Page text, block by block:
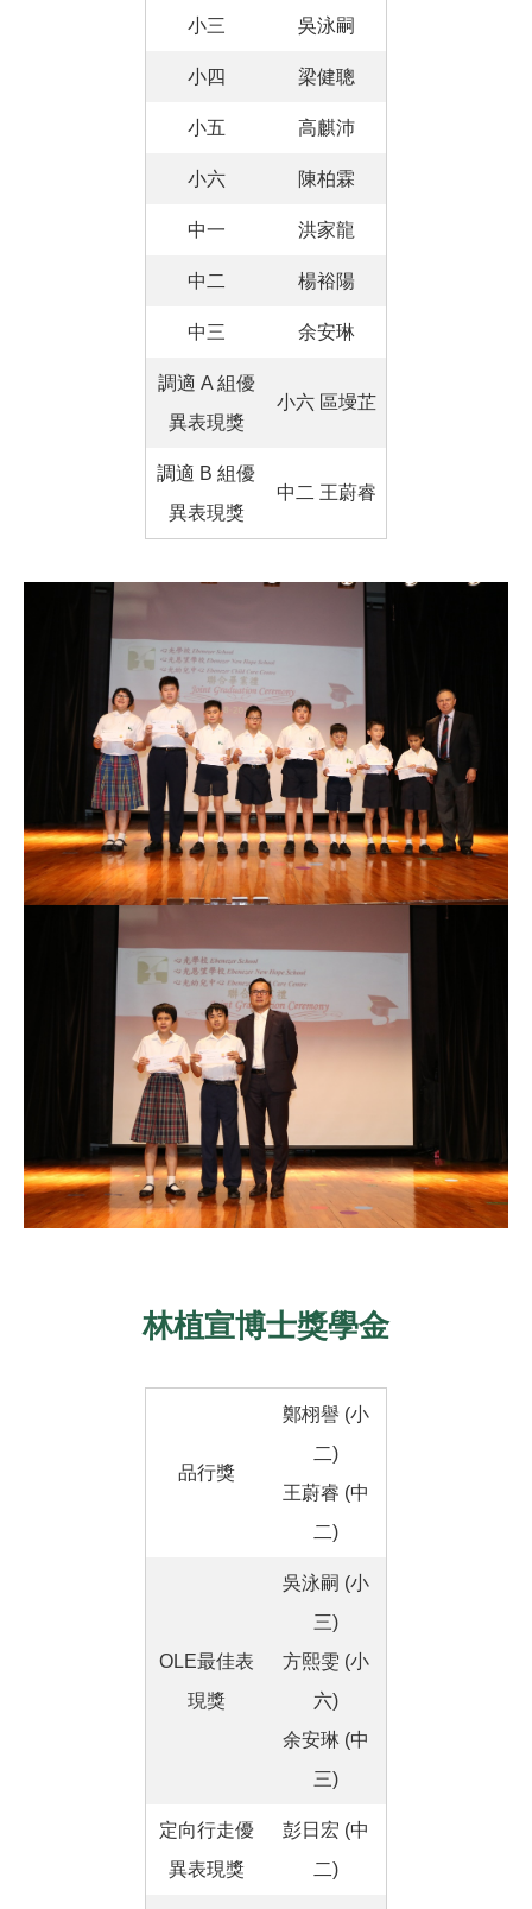
小三 吳泳嗣
小四 梁健聰
小五 高麒沛
小六 陳柏霖
中一 洪家龍
中二 楊裕陽
中三 余安琳
調適 A 組優
異表現獎
小六 區墁芷
調適 B 組優
異表現獎
中二 王蔚睿
林植宣博士獎學金
品行獎
鄭栩譽 (小
二)
王蔚睿 (中
二)
OLE最佳表
現獎
吳泳嗣 (小
三)
方熙雯 (小
六)
余安琳 (中
三)
定向行走優
異表現獎
彭日宏 (中
二)